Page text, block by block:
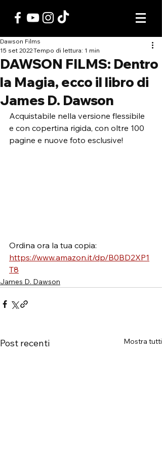
DAWSON FILMS: Dentro
la Magia, ecco il libro di
James D. Dawson
Dawson Films
15 set 2022Tempo di lettura: 1 min
Acquistabile nella versione flessibile
e con copertina rigida, con oltre 100
pagine e nuove foto esclusive!
Ordina ora la tua copia:
https://www.amazon.it/dp/B0BD2XP1
T8
James D. Dawson
Post recenti Mostra tutti